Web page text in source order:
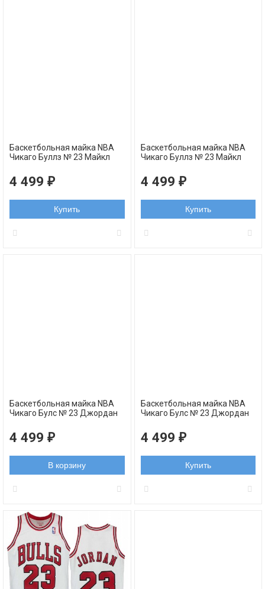
Баскетбольная майка NBA
Чикаго Буллз № 23 Майкл
черная swingman
4 499 ₽
Купить
Баскетбольная майка NBA
Чикаго Буллз № 23 Майкл
белая swingman
4 499 ₽
Купить
Баскетбольная майка NBA
Чикаго Булс № 23 Джордан
RETRO
4 499 ₽
В корзину
Баскетбольная майка NBA
Чикаго Булс № 23 Джордан
RETRO
4 499 ₽
Купить